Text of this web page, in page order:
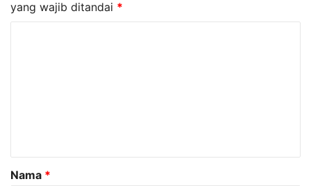
yang wajib ditandai *
a
r
Nama *